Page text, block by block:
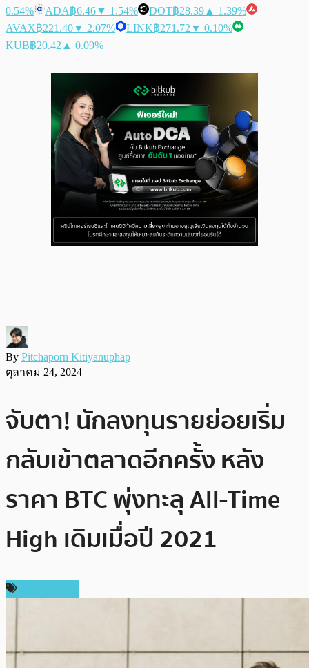
0.54%
ADA฿6.46▼ 1.54% DOT฿28.39 ▲ 1.39%
AVAX฿221.40▼ 2.07% LINK฿271.72 ▼ 0.10%
KUB฿20.42 ▲ 0.09%
By Pitchaporn Kitiyanuphap
ตุลาคม 24, 2024
จับตา! นักลงทุนรายย่อยเริ่ม
กลับเข้าตลาดอีกครั้ง หลัง
ราคา BTC พุ่งทะลุ All-Time
High เดิมเมื่อปี 2021